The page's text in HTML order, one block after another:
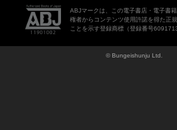
ABJマークは、この電子書店・電子書
権者からコンテンツ使用許諾を得た正
ことを示す登録商標（登録番号
© Bungeishunju Ltd.